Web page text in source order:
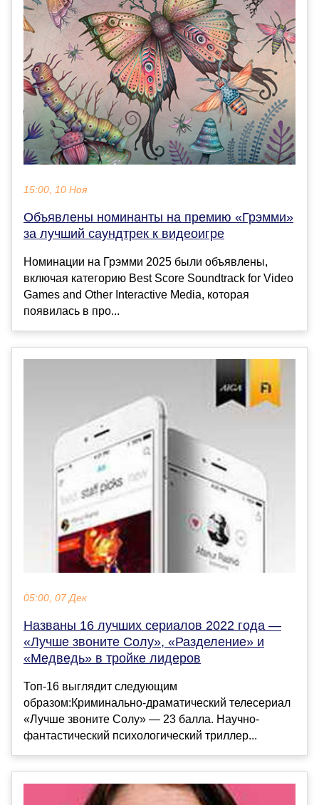
15:00, 10 Ноя
Объявлены номинанты на премию «Грэмми»
за лучший саундтрек к видеоигре
Номинации на Грэмми 2025 были объявлены,
включая категорию Best Score Soundtrack for Video
Games and Other Interactive Media, которая
появилась в про...
05:00, 07 Дек
Названы 16 лучших сериалов 2022 года —
«Лучше звоните Солу», «Разделение» и
«Медведь» в тройке лидеров
Топ-16 выглядит следующим
образом:Криминально-драматический телесериал
«Лучше звоните Солу» — 23 балла. Научно-
фантастический психологический триллер...